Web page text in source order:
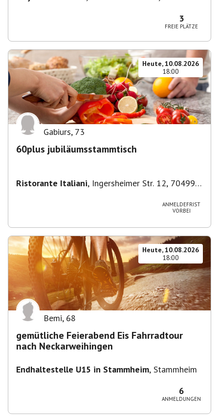
3
FREIE PLÄTZE
Heute, 10.08.2026
18:00
Gabiurs, 73
60plus jubiläumsstammtisch
Ristorante Italiani, Ingersheimer Str. 12, 70499
ANMELDEFRIST
VORBEI
Heute, 10.08.2026
18:00
Bemi, 68
gemütliche Feierabend Eis Fahrradtour
nach Neckarweihingen
Endhaltestelle U15 in Stammheim, Stammheim
6
ANMELDUNGEN